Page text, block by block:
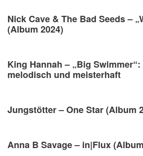
Nick Cave & The Bad Seeds –
(Album 2024)
King Hannah – „Big
melodisch und meisterhaft
Jungstötter – One Star (Album
Anna B Savage – in|Flux